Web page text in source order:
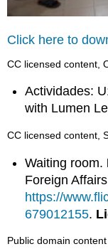
Click here to
CC licensed content,
Actividades:
with Lumen
CC licensed content,
Waiting room.
Foreign
https://
679012155.
Public domain content